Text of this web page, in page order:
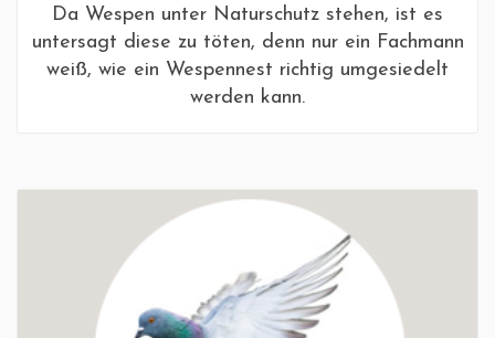
Da Wespen unter Naturschutz stehen, ist es
untersagt diese zu töten, denn nur ein Fachmann
weiß, wie ein Wespennest richtig umgesiedelt
werden kann.